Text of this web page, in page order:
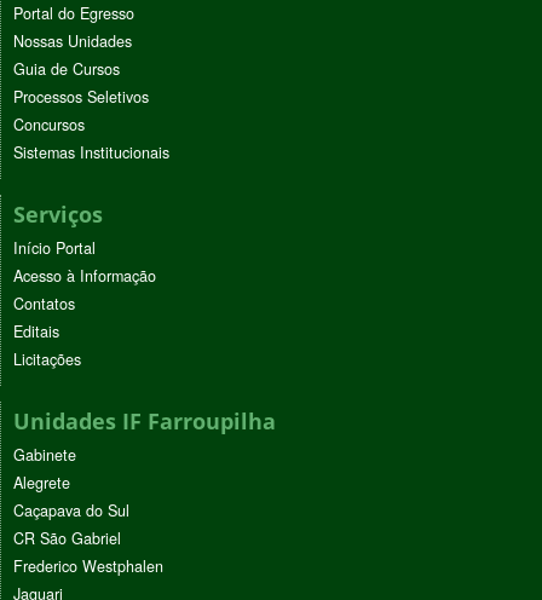
Portal do Egresso
Nossas Unidades
Guia de Cursos
Processos Seletivos
Concursos
Sistemas Institucionais
Serviços
Início Portal
Acesso à Informação
Contatos
Editais
Licitações
Unidades IF Farroupilha
Gabinete
Alegrete
Caçapava do Sul
CR São Gabriel
Frederico Westphalen
Jaguari